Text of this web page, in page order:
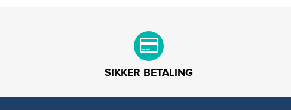
SIKKER BETALING